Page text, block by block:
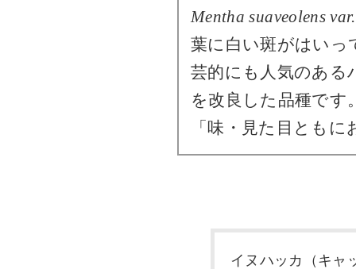
Mentha suaveolens
葉に白い斑がはいっ
芸的にも人気のある
を改良した品種です
「味・見た目とも
イヌハッカ（キャ